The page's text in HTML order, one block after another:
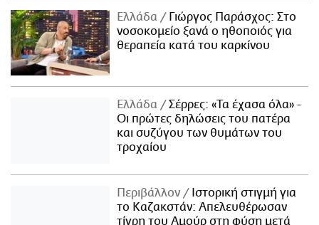
Ελλάδα
Γιώργος Παράσχος: Στο
νοσοκομείο ξανά ο ηθοποιός για
θεραπεία κατά του καρκίνου
Ελλάδα
Σέρρες: «Τα έχασα όλα» -
Οι πρώτες δηλώσεις του πατέρα
και συζύγου των θυμάτων του
τροχαίου
Περιβάλλον
Ιστορική στιγμή για
το Καζακστάν: Απελευθέρωσαν
τίγρη του Αμούρ στη φύση μετά